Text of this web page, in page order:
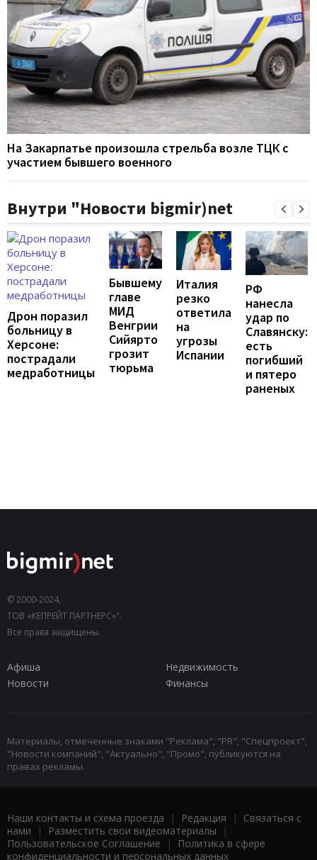
На Закарпатье произошла стрельба возле ТЦК с
участием бывшего военного
Внутри "Новости bigmir)net
Дрон поразил
больницу в
Херсоне:
пострадали
медработницы
Бывшему
главе
МИД
Венгрии
Сийярто
грозит
тюрьма
Италия
резко
ответила
на
угрозы
Испании
РФ
нанесла
удар по
Славянску:
есть
погибший
и пятеро
раненых
© 2000-2024,
ТОВ «КЕПРЕЙТ ПАРТНЕРС»".
Все права защищены.
Афиша
Недвижимость
Новости
Финансы
Материалы, отмеченные знаками "Реклама", "PR", "Спецпроект",
"Новости компаний", "Актуально", "Промо", публикуются на
правах рекламы.
Наши контакты и схема проезда | Редакция | Связаться с
нами | Разместить свои видеоматериалы |
Пользовательское Соглашение |
Политика в сфере
конфиденциальности и персональных данных